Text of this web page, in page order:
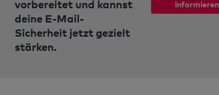
vorbereitet und kannst
deine E-Mail-
Sicherheit jetzt gezielt
stärken.
informieren